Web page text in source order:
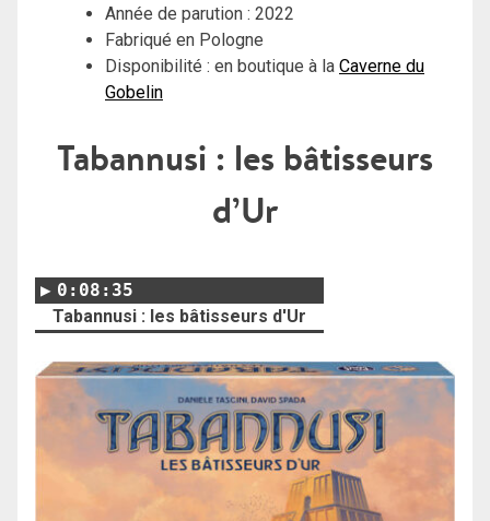
Année de parution : 2022
Fabriqué en Pologne
Disponibilité : en boutique à la Caverne du
Gobelin
Tabannusi : les bâtisseurs
d’Ur
0:08:35
Tabannusi : les bâtisseurs d'Ur